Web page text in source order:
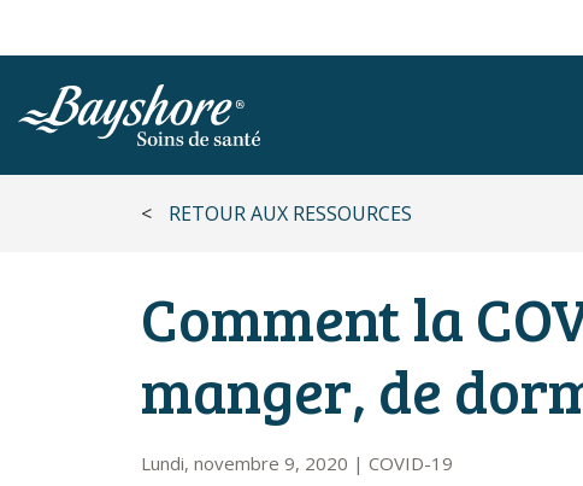
< RETOUR AUX RESSOURCES
Comment la
manger, de
Lundi, novembre 9, 2020 | COVID-19